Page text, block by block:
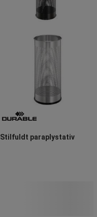
Stilfuldt paraplystativ